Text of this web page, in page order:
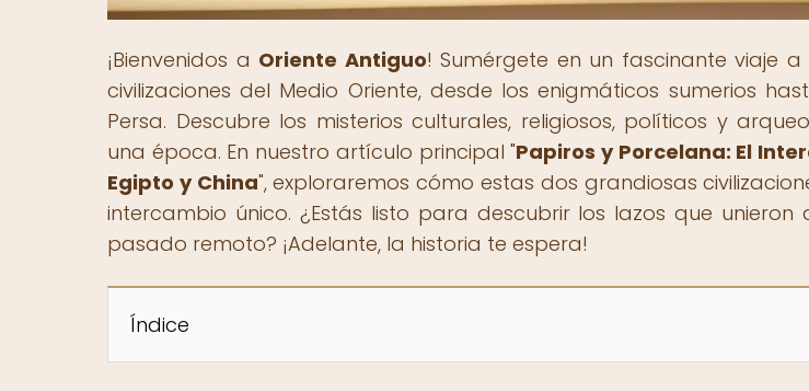
¡Bienvenidos a Oriente Antiguo! Sumérgete en un fascinante viaje
civilizaciones del Medio Oriente, desde los enigmáticos sumerios
Persa. Descubre los misterios culturales, religiosos, políticos y
una época. En nuestro artículo principal "Papiros y Porcelana: El
Egipto y China", exploraremos cómo estas dos grandiosas
intercambio único. ¿Estás listo para descubrir los lazos que unieron
pasado remoto? ¡Adelante, la historia te espera!
Índice